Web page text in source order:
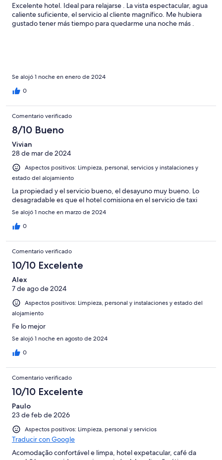
Excelente hotel. Ideal para relajarse . La vista espectacular, agua
caliente suficiente, el servicio al cliente magnífico. Me hubiera
gustado tener más tiempo para quedarme una noche más .
Se alojó 1 noche en enero de 2024
0
Comentario verificado
8/10 Bueno
Vivian
28 de mar de 2024
Aspectos positivos: Limpieza, personal, servicios y instalaciones y
estado del alojamiento
La propiedad y el servicio bueno, el desayuno muy bueno. Lo
desagradable es que el hotel comisiona en el servicio de taxi
Se alojó 1 noche en marzo de 2024
0
Comentario verificado
10/10 Excelente
Alex
7 de ago de 2024
Aspectos positivos: Limpieza, personal y instalaciones y estado del
alojamiento
Fe lo mejor
Se alojó 1 noche en agosto de 2024
0
Comentario verificado
10/10 Excelente
Paulo
23 de feb de 2026
Aspectos positivos: Limpieza, personal y servicios
Traducir con Google
Acomodação confortável e limpa, hotel expetacular, café da